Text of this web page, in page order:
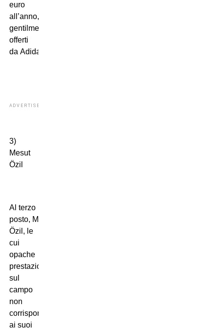
euro
all’anno,
gentilmente
offerti
da Adidas.
ADVERTISEMENT
3)
Mesut
Özil
Al terzo
posto, Mesut
Özil, le
cui
opache
prestazioni
sul
campo
non
corrispondono
ai suoi